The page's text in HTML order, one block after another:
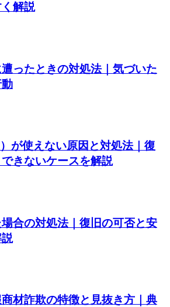
解説
ったときの対処法｜気づいた
が使えない原因と対処法｜復
できないケースを解説
合の対処法｜復旧の可否と安
材詐欺の特徴と見抜き方｜典